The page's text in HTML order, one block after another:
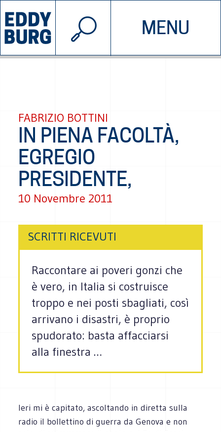
MENU
INIZIATIVE CHI SIAMO
© 2026 EDDYBURG
FABRIZIO BOTTINI
IN PIENA FACOLTÀ,
EGREGIO
PRESIDENTE,
10 Novembre 2011
SCRITTI RICEVUTI
Raccontare ai poveri gonzi che
è vero, in Italia si costruisce
troppo e nei posti sbagliati, così
arrivano i disastri, è proprio
spudorato: basta affacciarsi
alla finestra …
Ieri mi è capitato, ascoltando in diretta sulla
radio il bollettino di guerra da Genova e non